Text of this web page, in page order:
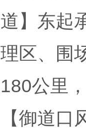
道】东起
理区、围
180公里
【御道